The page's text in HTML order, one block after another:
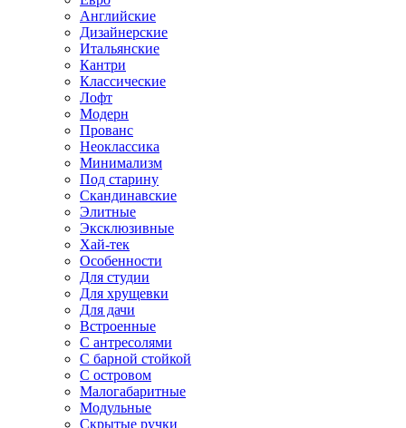
Английские
Дизайнерские
Итальянские
Кантри
Классические
Лофт
Модерн
Прованс
Неоклассика
Минимализм
Под старину
Скандинавские
Элитные
Эксклюзивные
Хай-тек
Особенности
Для студии
Для хрущевки
Для дачи
Встроенные
С антресолями
С барной стойкой
С островом
Малогабаритные
Модульные
Скрытые ручки